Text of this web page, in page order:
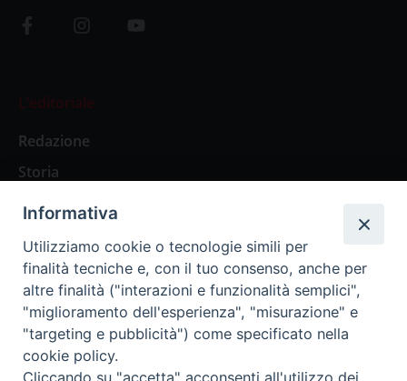
L’editoriale
Redazione
Storia
Abbonamenti
Abbonamento Annuale Digitale
Abbonamento Annuale Cartaceo
Abbonamento Singola Copia Digitale
Informativa
Utilizziamo cookie o tecnologie simili per
finalità tecniche e, con il tuo consenso, anche per
altre finalità ("interazioni e funzionalità semplici",
"miglioramento dell'esperienza", "misurazione" e
"targeting e pubblicità") come specificato nella
cookie policy.